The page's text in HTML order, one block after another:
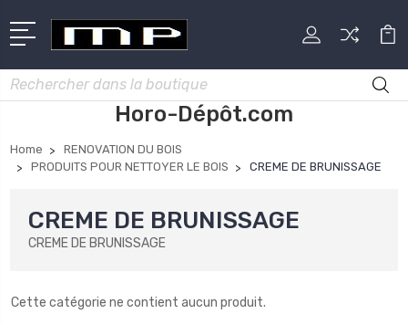
Rechercher
Horo-Dépôt.com
Home
RENOVATION DU BOIS
PRODUITS POUR NETTOYER LE BOIS
CREME DE BRUNISSAGE
CREME DE BRUNISSAGE
CREME DE BRUNISSAGE
Cette catégorie ne contient aucun produit.